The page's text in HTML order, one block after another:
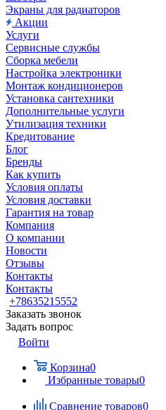
Экраны для радиаторов
Акции
Услуги
Сервисные службы
Сборка мебели
Настройка электроники
Монтаж кондиционеров
Установка сантехники
Дополнительные услуги
Утилизация техники
Кредитование
Блог
Бренды
Как купить
Условия оплаты
Условия доставки
Гарантия на товар
Компания
О компании
Новости
Отзывы
Контакты
Контакты
+78635215552
Заказать звонок
Задать вопрос
Войти
Корзина0
Избранные товары0
Сравнение товаров0